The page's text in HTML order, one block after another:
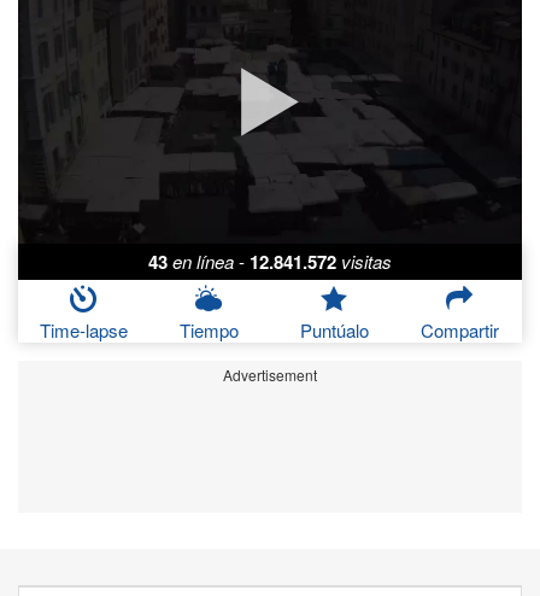
43en línea- 12.841.572 visitas
Time-lapse Tiempo Puntúalo Compartir
Advertisement